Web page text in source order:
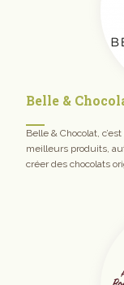
Belle &
Belle & Chocolat,
meilleurs produits,
créer des chocolats